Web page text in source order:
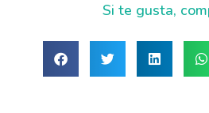
Si te gusta,